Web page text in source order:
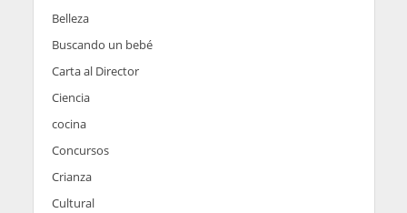
Belleza
Buscando un bebé
Carta al Director
Ciencia
cocina
Concursos
Crianza
Cultural